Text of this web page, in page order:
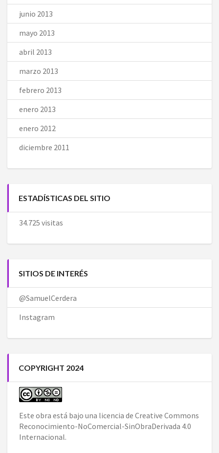
junio 2013
mayo 2013
abril 2013
marzo 2013
febrero 2013
enero 2013
enero 2012
diciembre 2011
ESTADÍSTICAS DEL SITIO
34.725 visitas
SITIOS DE INTERÉS
@SamuelCerdera
Instagram
COPYRIGHT 2024
Este obra está bajo una licencia de Creative Commons
Reconocimiento-NoComercial-SinObraDerivada 4.0
Internacional.